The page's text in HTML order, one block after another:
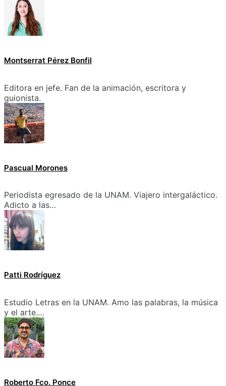
Montserrat Pérez Bonfil
Editora en jefe. Fan de la animación, escritora y
guionista.
Pascual Morones
Periodista egresado de la UNAM. Viajero intergaláctico.
Adicto a las…
Patti Rodríguez
Estudio Letras en la UNAM. Amo las palabras, la música
y el arte.…
Roberto Fco. Ponce